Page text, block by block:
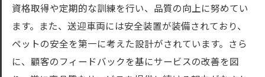
資格取得や定期的な訓練を行い、品質の向上に努めてい
ます。また、送迎車両には安全装置が装備されており、
ペットの安全を第一に考えた設計がされています。さら
に、顧客のフィードバックを基にサービスの改善を図